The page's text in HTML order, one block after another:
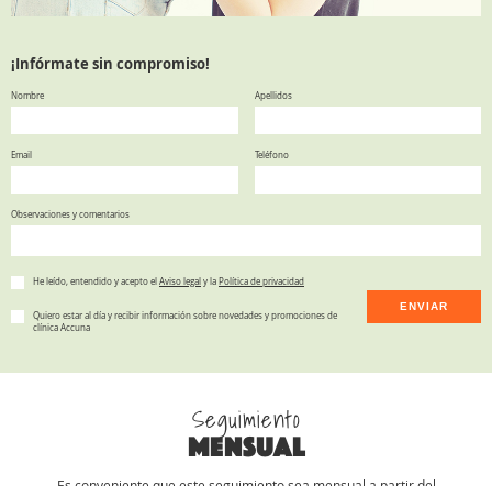
¡Infórmate sin compromiso!
Nombre Apellidos
Email Teléfono
Observaciones y comentarios
He leído, entendido y acepto el Aviso legal y la Política de privacidad
Quiero estar al día y recibir información sobre novedades y promociones de
clínica Accuna
ENVIAR
Seguimiento
mensual